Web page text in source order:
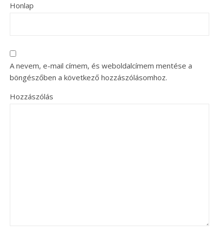
Honlap
A nevem, e-mail címem, és weboldalcímem mentése a
böngészőben a következő hozzászólásomhoz.
Hozzászólás